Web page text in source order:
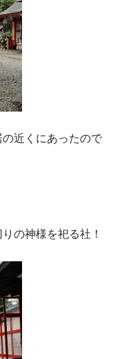
近くにあったので
の神様を祀る社！